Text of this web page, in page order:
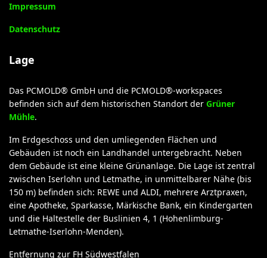
Impressum
Datenschutz
Lage
Das PCMOLD® GmbH und die PCMOLD®-workspaces
befinden sich auf dem historischen Standort der Grüner
Mühle.
Im Erdgeschoss und den umliegenden Flächen und
Gebäuden ist noch ein Landhandel untergebracht. Neben
dem Gebäude ist eine kleine Grünanlage. Die Lage ist zentral
zwischen Iserlohn und Letmathe, in unmittelbarer Nähe (bis
150 m) befinden sich: REWE und ALDI, mehrere Arztpraxen,
eine Apotheke, Sparkasse, Märkische Bank, ein Kindergarten
und die Haltestelle der Buslinien 4, 1 (Hohenlimburg-
Letmathe-Iserlohn-Menden).
Entfernung zur FH Südwestfalen